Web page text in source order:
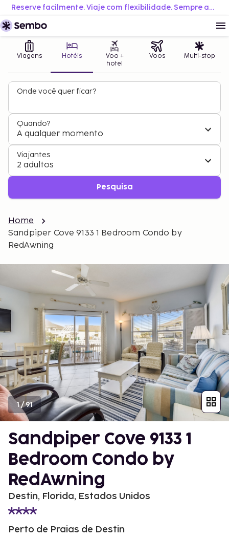
Reserve facilmente. Viaje com flexibilidade. Sempre ao melhor preço.
Viagens Hotéis
Voo +
hotel
Voos Multi-stop
Onde você quer ficar?
Quando?
A qualquer momento
Viajantes
2 adultos
Pesquisa
Home
Sandpiper Cove 9133 1 Bedroom Condo by
RedAwning
1/91
Sandpiper Cove 9133 1
Bedroom Condo by
RedAwning
Destin, Florida, Estados Unidos
Perto de Praias de Destin